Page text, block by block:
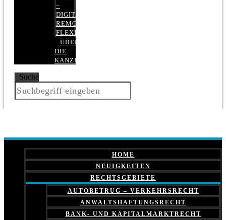
–
DIGITAL,
REMOTE,
FLEXIBEL
ÜBER
DIE
KANZLEI
Suche
HOME
NEUIGKEITEN
RECHTSGEBIETE
AUTOBETRUG – VERKEHRSRECHT
ANWALTSHAFTUNGSRECHT
BANK- UND KAPITALMARKTRECHT